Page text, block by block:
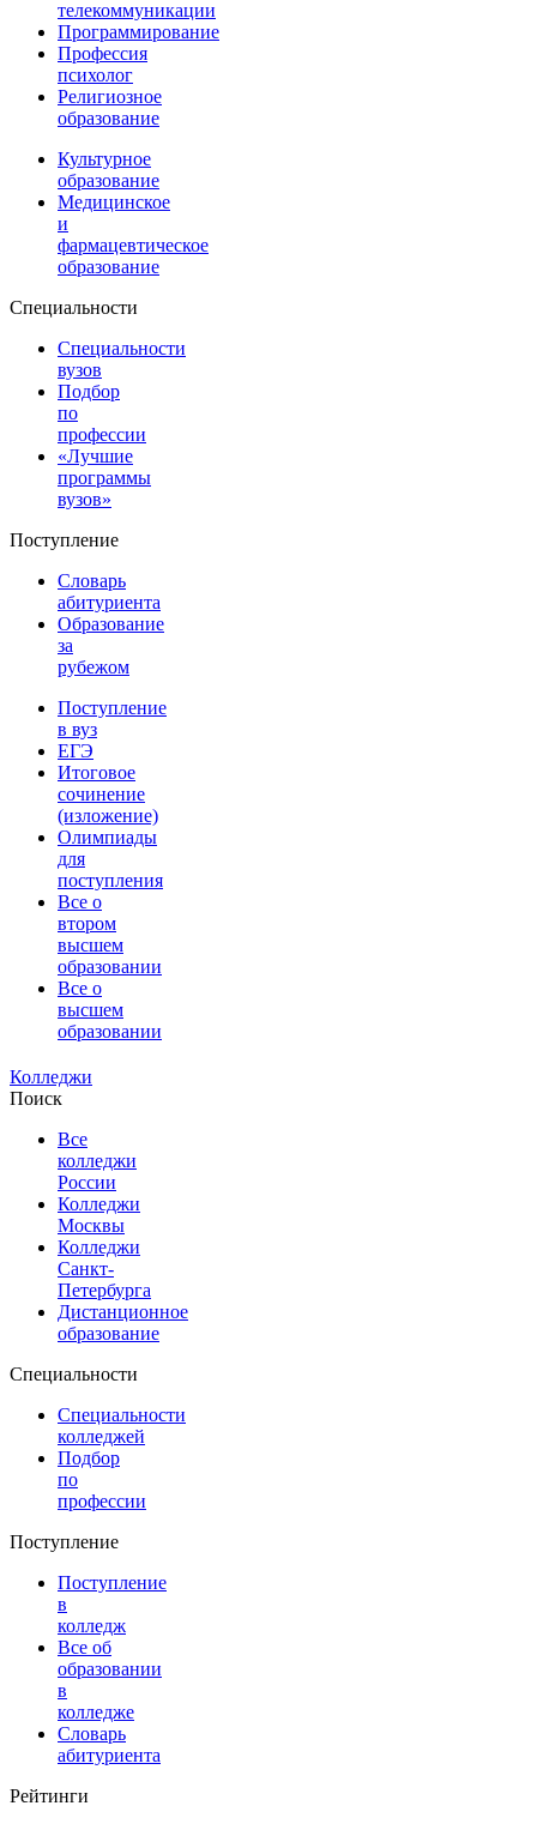
телекоммуникации
Программирование
Профессия
психолог
Религиозное
образование
Культурное
образование
Медицинское
и
фармацевтическое
образование
Специальности
Специальности
вузов
Подбор
по
профессии
«Лучшие
программы
вузов»
Поступление
Словарь
абитуриента
Образование
за
рубежом
Поступление
в вуз
ЕГЭ
Итоговое
сочинение
(изложение)
Олимпиады
для
поступления
Все о
втором
высшем
образовании
Все о
высшем
образовании
Колледжи
Поиск
Все
колледжи
России
Колледжи
Москвы
Колледжи
Санкт-
Петербурга
Дистанционное
образование
Специальности
Специальности
колледжей
Подбор
по
профессии
Поступление
Поступление
в
колледж
Все об
образовании
в
колледже
Словарь
абитуриента
Рейтинги